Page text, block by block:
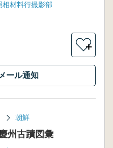
相材料行撮影部
＋
ール通知
朝鮮
州古蹟図彙